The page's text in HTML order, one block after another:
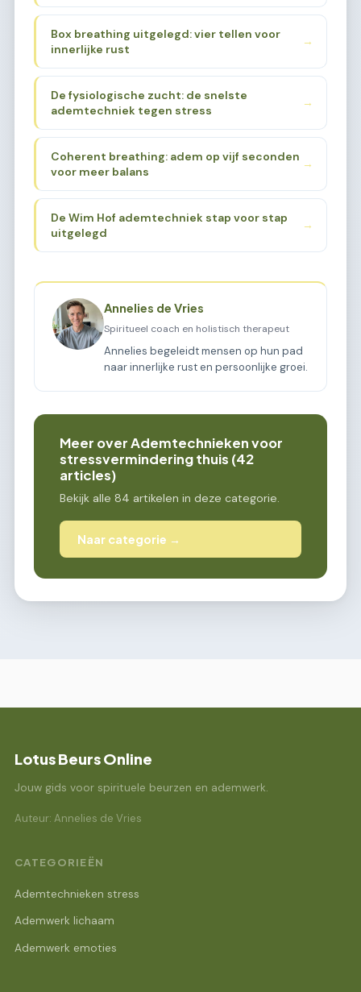
Box breathing uitgelegd: vier tellen voor
innerlijke rust
→
De fysiologische zucht: de snelste
ademtechniek tegen stress
→
Coherent breathing: adem op vijf seconden
voor meer balans
→
De Wim Hof ademtechniek stap voor stap
uitgelegd
→
Annelies de Vries
Spiritueel coach en holistisch therapeut
Annelies begeleidt mensen op hun pad
naar innerlijke rust en persoonlijke groei.
Meer over Ademtechnieken voor
stressvermindering thuis (42
articles)
Bekijk alle 84 artikelen in deze categorie.
Naar categorie →
Lotus Beurs Online
Jouw gids voor spirituele beurzen en ademwerk.
Auteur: Annelies de Vries
CATEGORIEËN
Ademtechnieken stress
Ademwerk lichaam
Ademwerk emoties